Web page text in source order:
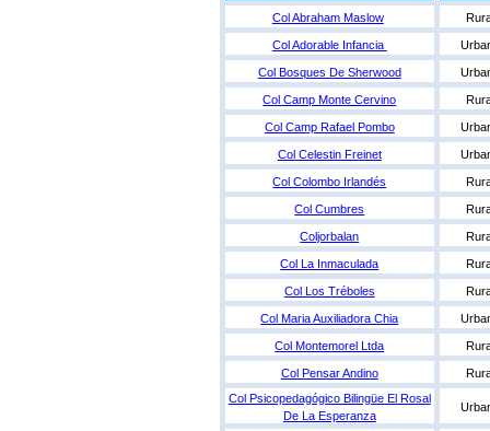
Col Abraham Maslow
Col Adorable Infancia
Col Bosques De Sherwood
Col Camp Monte Cervino
Col Camp Rafael Pombo
Col Celestin Freinet
Col Colombo Irlandés
Col Cumbres
Coljorbalan
Col La Inmaculada
Col Los Tréboles
Col Maria Auxiliadora Chia
Col Montemorel Ltda
Col Pensar Andino
Col Psicopedagógico Bilingüe El Rosal
De La Esperanza